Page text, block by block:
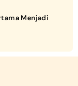
Menjadi